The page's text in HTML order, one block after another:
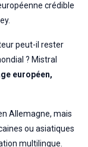
crédible
peut-il rester
? Mistral
européen,
Allemagne, mais
ou asiatiques
multilingue.